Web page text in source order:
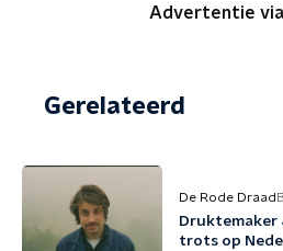
Advertentie via
Gerelateerd
De Rode Draad
Druktemaker
trots op